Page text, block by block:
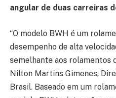
angular de duas carreiras
“O modelo BWH é um
desempenho de alta
semelhante aos rolamentos
Nilton Martins Gimenes,
Brasil. Baseado em um